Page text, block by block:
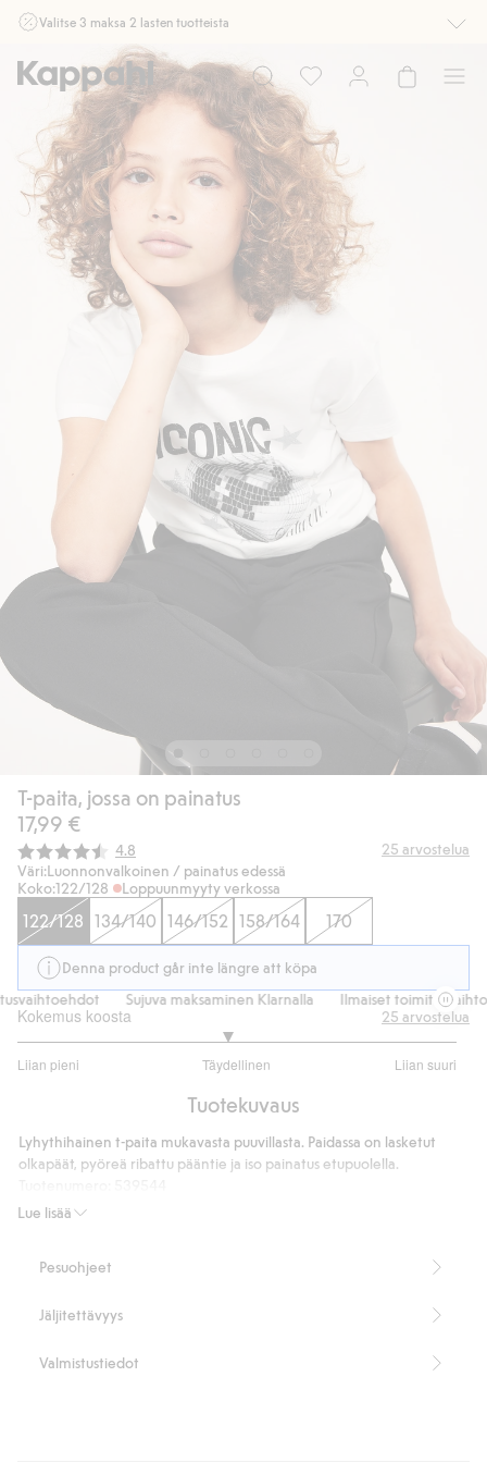
Valitse 3 maksa 2 lasten tuotteista
Ei Newbie. Ostaessasi 2 tuotetta tai enemmän. Voimassa 3-16.8. asti
myymälässä ja verkossa. Ei voi yhdistää muihin alennuksiin tai tarjouksiin.
Osta nyt
T-paita, jossa on painatus
17,99 €
Keskimääräinen luokitus:
4.8 25 arvostelua
Väri:Luonnonvalkoinen / painatus edessä
Koko:122/128 Loppuunmyyty verkossa
122/128 134/140 146/152 158/164 170
Denna product går inte längre att köpa
Sujuva maksaminen Klarnalla Ilmaiset
Kokemus koosta
Liian pieni Täydellinen Liian suuri
/
ääneen
25 arvostelua
Tuotekuvaus
Lue lisää
Lyhythihainen t-paita mukavasta puuvillasta. Paidassa on lasketut
olkapäät, pyöreä ribattu pääntie ja iso painatus etupuolella.
Pesuohjeet
Jäljitettävyys
Valmistustiedot